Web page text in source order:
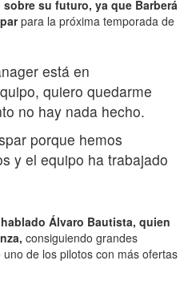
su futuro, ya que Barberá
para la próxima temporada de
está en
quiero quedarme
no hay nada hecho.
porque hemos
y el equipo ha trabajado
Álvaro Bautista, quien
consiguiendo grandes
de los pilotos con más ofertas